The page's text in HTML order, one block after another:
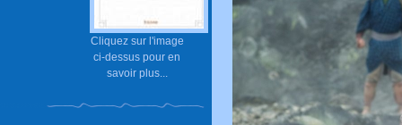
Cliquez sur l'image
ci-dessus pour en
savoir plus...